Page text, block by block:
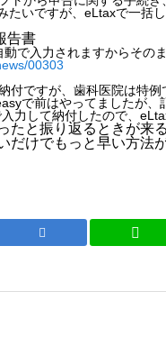
たいですが、eLtaxで一括
告書
で入力されますからその
00303
付ですが、歯科医院は特
で前はやってましたが
力して納付したので、
たと振り返るときが来
だけでもっと早い方法